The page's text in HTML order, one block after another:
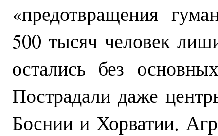
«предотвращения
500 тысяч человек
остались без
Пострадали даже
Боснии и Хорватии.